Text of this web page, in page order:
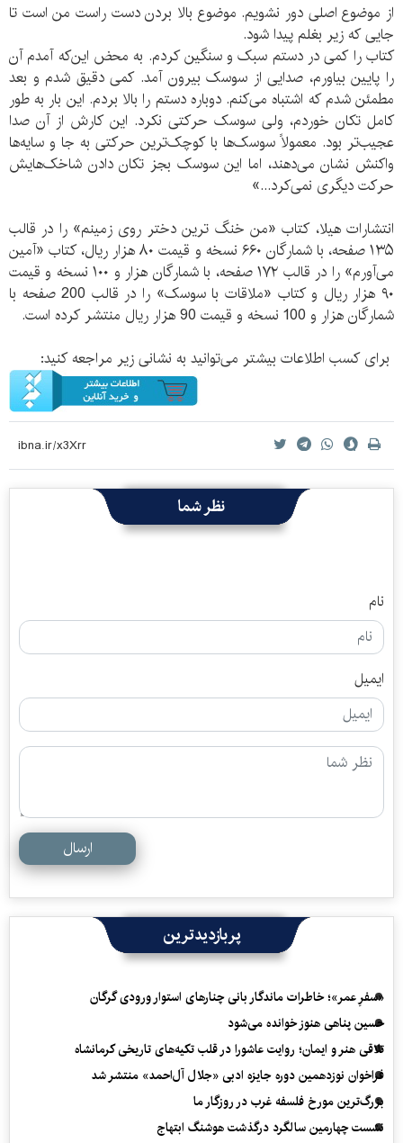
از موضوع اصلی دور نشویم. موضوع بالا بردن دست راست من است تا
جایی که زیر بغلم پیدا شود.
کتاب را کمی در دستم سبک و سنگین کردم. به محض این‌که آمدم آن
را پایین بیاورم، صدایی از سوسک بیرون آمد. کمی دقیق شدم و بعد
مطمئن شدم که اشتباه می‌کنم. دوباره دستم را بالا بردم. این بار به طور
کامل تکان خوردم، ولی سوسک حرکتی نکرد. این کارش از آن صدا
عجیب‌تر بود. معمولاً سوسک‌ها با کوچک‌ترین حرکتی به جا و سایه‌ها
واکنش نشان می‌دهند، اما این سوسک بجز تکان دادن شاخک‌هایش
حرکت دیگری نمی‌کرد...»
انتشارات هیلا، کتاب «من خنگ ترین دختر روی زمینم» را در قالب
۱۳۵ صفحه، با شمارگان ۶۶۰ نسخه و قیمت ۸۰ هزار ریال، کتاب «آمین
می‌آورم» را در قالب ۱۷۲ صفحه، با شمارگان هزار و ۱۰۰ نسخه و قیمت
۹۰ هزار ریال و کتاب «ملاقات با سوسک» را در قالب 200 صفحه با
شمارگان هزار و 100 نسخه و قیمت 90 هزار ریال منتشر کرده است.
برای کسب اطلاعات بیشتر می‌توانید به نشانی زیر مراجعه کنید:
نظر شما
نام
ایمیل
ارسال
پربازدیدترین
«سفرِ عمر»؛ خاطرات ماندگار بانی چنارهای استوار ورودی گرگان
حسین پناهی هنوز خوانده می‌شود
تلاقی هنر و ایمان؛ روایت عاشورا در قلب تکیه‌های تاریخی کرمانشاه
فراخوان نوزدهمین دوره جایزه ادبی «جلال آل‌احمد» منتشر شد
بزرگ‌ترین مورخ فلسفه غرب در روزگار ما
نشست چهارمین سالگرد درگذشت هوشنگ ابتهاج